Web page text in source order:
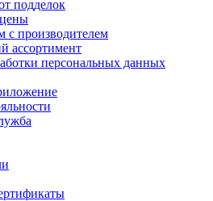
подделок
с производителем
ассортимент
персональных данных